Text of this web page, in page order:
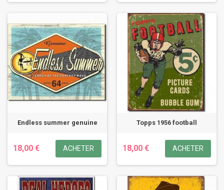
Endless summer genuine
18,00 € ACHETER
Topps 1956 football
18,00 € ACHETER